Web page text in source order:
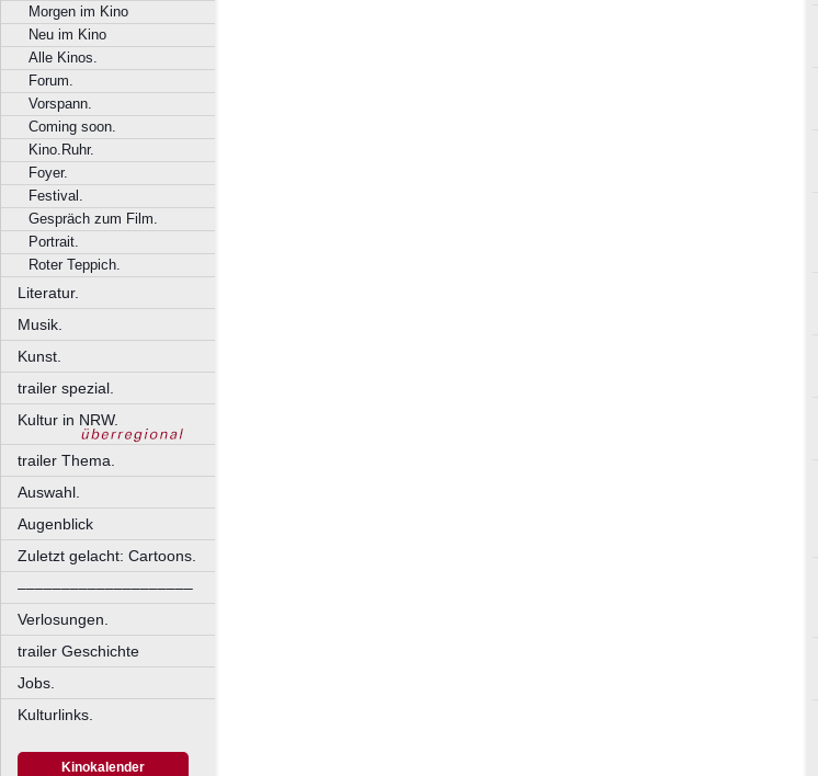
Morgen im Kino
Neu im Kino
Alle Kinos.
Forum.
Vorspann.
Coming soon.
Kino.Ruhr.
Foyer.
Festival.
Gespräch zum Film.
Portrait.
Roter Teppich.
Literatur.
Musik.
Kunst.
trailer spezial.
Kultur in NRW.
trailer Thema.
Auswahl.
Augenblick
Zuletzt gelacht: Cartoons.
––––––––––––––––––––
Verlosungen.
trailer Geschichte
Jobs.
Kulturlinks.
Kinokalender